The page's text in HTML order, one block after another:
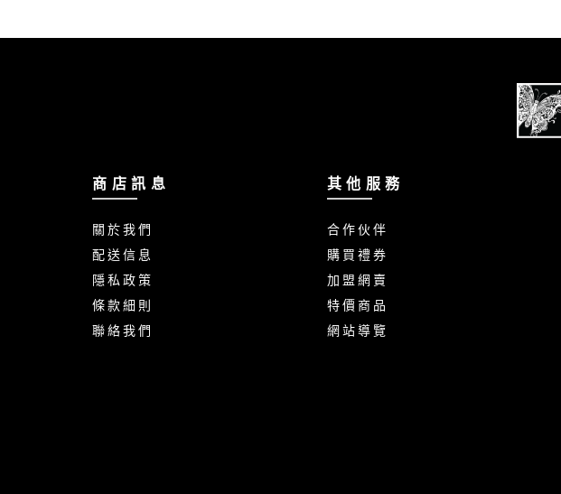
商 店 訊 息
關 於 我 們
配 送 信 息
隱 私 政 策
條 款 細 則
聯 絡 我 們
其 他 服 務
合 作 伙 伴
購 買 禮 券
加 盟 網 賣
特 價 商 品
網 站 導 覽